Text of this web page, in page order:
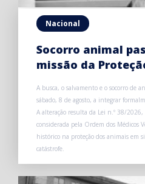
Nacional
Socorro animal
missão da
A busca, o salvamento e o socorro de
sábado, 8 de agosto, a integrar
A alteração resulta da Lei n.º 38/
considerada pela Ordem dos Médicos
histórico na proteção dos animais em
catástrofe.